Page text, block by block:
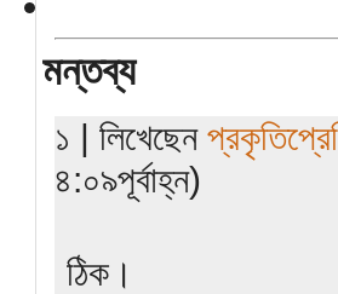
মন্তব্য
১ | লিখেছেন
৪:০৯পূর্বাহ্ন)
ঠিক।